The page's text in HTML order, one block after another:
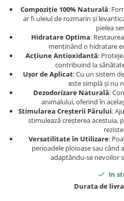
Hrană umedă
Hrană uscată
Recompense și snack-uri
Igienă orală
Șampoane și balsamuri
Hrană umedă
Hrană uscată
Așternut Tofu / Nisip
Igienă orală
Șampoane și balsamuri
Compoziție 100% Naturală:
ar fi uleiul de rozmarin și
pielea
Hidratare Optima:
menținând o hidratare
Acțiune Antioxidantă:
contribuind la
Ușor de Aplicat: Cu un sistem
este simplă și nu
Dezodorizare Naturală:
animalului, oferind în
Stimularea Creșterii Părului:
stimulează creșterea acestuia,
Versatilitate în Utilizare:
perioadele ploioase sau când
adaptându-se nevoilor
In
Durata de